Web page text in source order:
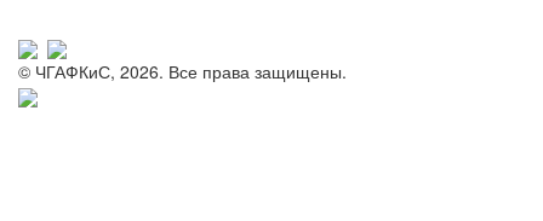
© ЧГАФКиС, 2026. Все права защищены.